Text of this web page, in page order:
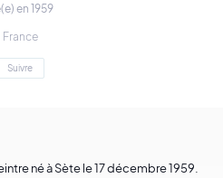
en 1959
France
Suivre
né à Sète le 17 décembre 1959.